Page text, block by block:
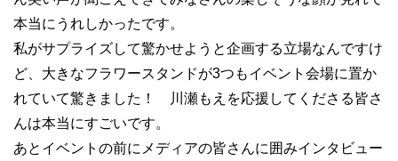
本当にうれしかったです。
私がサプライズして驚かせようと企画する立場なんですけ
ど、大きなフラワースタンドが3つもイベント会場に置か
れていて驚きました！ 川瀬もえを応援してくださる皆さ
んは本当にすごいです。
あとイベントの前にメディアの皆さんに囲みインタビュー